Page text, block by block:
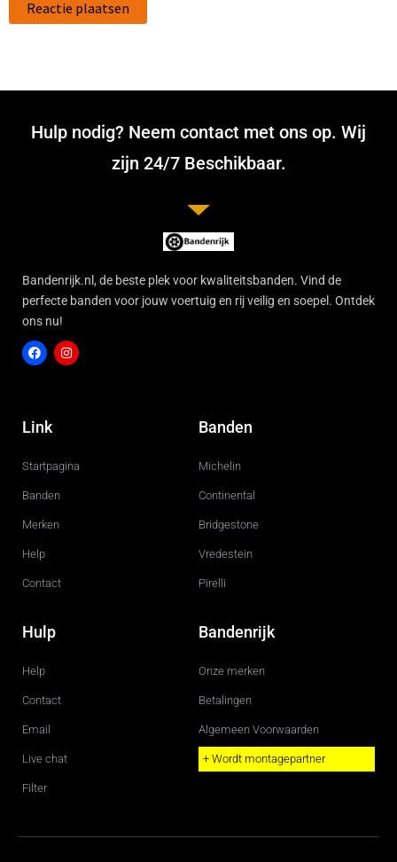
Hulp nodig? Neem contact met ons op. Wij
zijn 24/7 Beschikbaar.
Bandenrijk.nl, de beste plek voor kwaliteitsbanden. Vind de
perfecte banden voor jouw voertuig en rij veilig en soepel. Ontdek
ons nu!
c
e
o
g
r
Link
Startpagina
Banden
Merken
Help
Contact
Banden
Michelin
Continental
Bridgestone
Vredestein
Pirelli
Hulp
Help
Contact
Email
Live chat
Filter
Bandenrijk
Onze merken
Betalingen
Algemeen Voorwaarden
+ Wordt montagepartner